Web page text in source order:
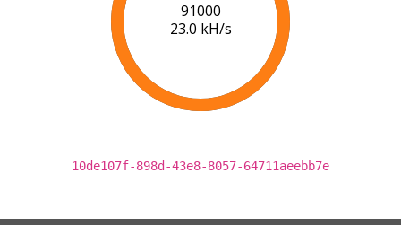
91000
23.0 kH/s
10de107f-898d-43e8-8057-64711aeebb7e